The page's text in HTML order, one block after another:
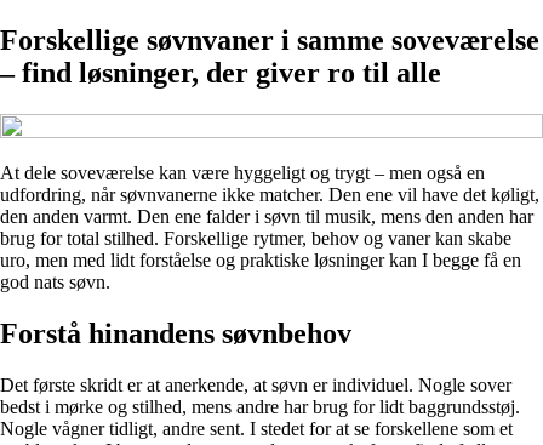
Forskellige søvnvaner i samme soveværelse
– find løsninger, der giver ro til alle
At dele soveværelse kan være hyggeligt og trygt – men også en
udfordring, når søvnvanerne ikke matcher. Den ene vil have det køligt,
den anden varmt. Den ene falder i søvn til musik, mens den anden har
brug for total stilhed. Forskellige rytmer, behov og vaner kan skabe
uro, men med lidt forståelse og praktiske løsninger kan I begge få en
god nats søvn.
Forstå hinandens søvnbehov
Det første skridt er at anerkende, at søvn er individuel. Nogle sover
bedst i mørke og stilhed, mens andre har brug for lidt baggrundsstøj.
Nogle vågner tidligt, andre sent. I stedet for at se forskellene som et